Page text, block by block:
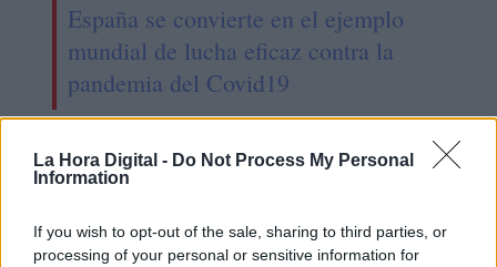
La Hora Digital - Do Not Process My Personal
Information
If you wish to opt-out of the sale, sharing to third parties, or
processing of your personal or sensitive information for
España se convierte en el ejemplo
mundial de lucha eficaz contra la
pandemia del Covid19